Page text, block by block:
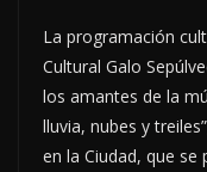
La programación
Cultural Galo
los amantes de la
lluvia, nubes y
en la Ciudad, que